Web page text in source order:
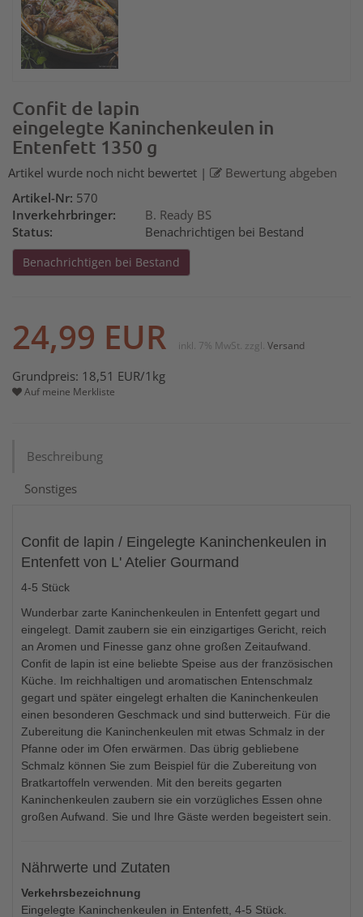
Confit de lapin
eingelegte Kaninchenkeulen in
Entenfett 1350 g
Artikel wurde noch nicht bewertet |
Bewertung abgeben
Artikel-Nr: 570
Inverkehrbringer:
B. Ready BS
Status:
Benachrichtigen bei Bestand
Benachrichtigen bei Bestand
24,99 EUR inkl. 7% MwSt. zzgl. Versand
Grundpreis: 18,51 EUR/1kg
Auf meine Merkliste
Beschreibung
Sonstiges
Confit de lapin / Eingelegte Kaninchenkeulen in
Entenfett von L' Atelier Gourmand
4-5 Stück
Wunderbar zarte Kaninchenkeulen in Entenfett gegart und
eingelegt. Damit zaubern sie ein einzigartiges Gericht, reich
an Aromen und Finesse ganz ohne großen Zeitaufwand.
Confit de lapin ist eine beliebte Speise aus der französischen
Küche. Im reichhaltigen und aromatischen Entenschmalz
gegart und später eingelegt erhalten die Kaninchenkeulen
einen besonderen Geschmack und sind butterweich. Für die
Zubereitung die Kaninchenkeulen mit etwas Schmalz in der
Pfanne oder im Ofen erwärmen. Das übrig gebliebene
Schmalz können Sie zum Beispiel für die Zubereitung von
Bratkartoffeln verwenden. Mit den bereits gegarten
Kaninchenkeulen zaubern sie ein vorzügliches Essen ohne
großen Aufwand. Sie und Ihre Gäste werden begeistert sein.
Nährwerte und Zutaten
Verkehrsbezeichnung
Eingelegte Kaninchenkeulen in Entenfett, 4-5 Stück.